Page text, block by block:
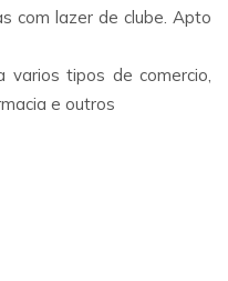
com lazer de clube. Apto
varios tipos de comercio,
e outros